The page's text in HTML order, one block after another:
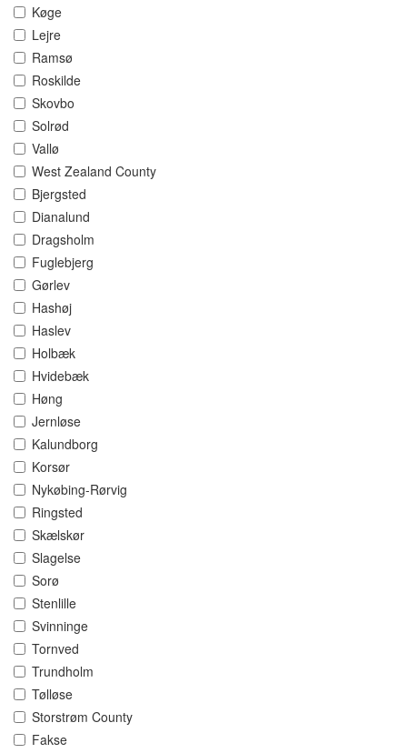
Køge
Lejre
Ramsø
Roskilde
Skovbo
Solrød
Vallø
West Zealand County
Bjergsted
Dianalund
Dragsholm
Fuglebjerg
Gørlev
Hashøj
Haslev
Holbæk
Hvidebæk
Høng
Jernløse
Kalundborg
Korsør
Nykøbing-Rørvig
Ringsted
Skælskør
Slagelse
Sorø
Stenlille
Svinninge
Tornved
Trundholm
Tølløse
Storstrøm County
Fakse